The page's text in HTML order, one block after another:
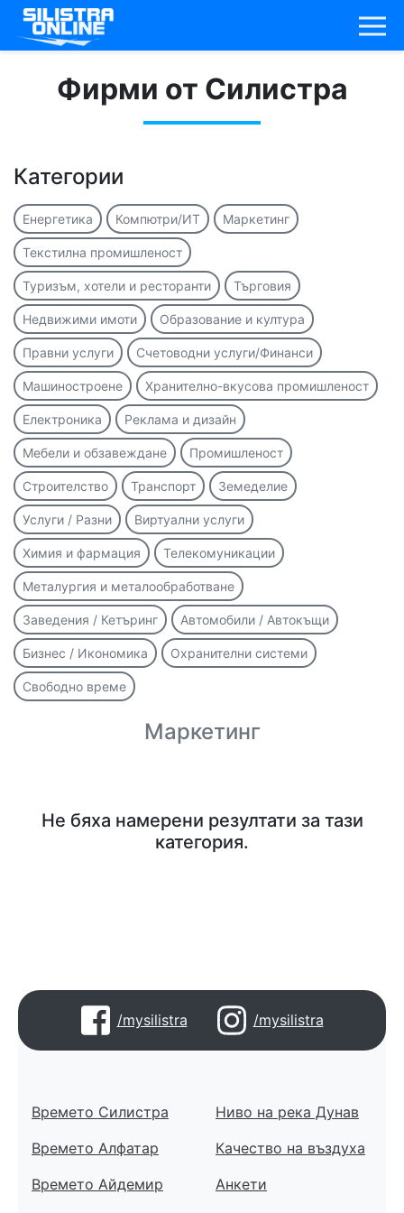
Фирми от Силистра
Категории
Енергетика Компютри/ИТ Маркетинг
Текстилна промишленост
Туризъм, хотели и ресторанти Търговия
Недвижими имоти Образование и култура
Правни услуги Счетоводни услуги/Финанси
Машиностроене Хранително-вкусова промишленост
Електроника Реклама и дизайн
Мебели и обзавеждане Промишленост
Строителство Транспорт Земеделие
Услуги / Разни Виртуални услуги
Химия и фармация Телекомуникации
Металургия и металообработване
Заведения / Кетъринг Автомобили / Автокъщи
Бизнес / Икономика Охранителни системи
Свободно време
Маркетинг
Не бяха намерени резултати за тази
категория.
/mysilistra /mysilistra
Времето Силистра
Времето Алфатар
Времето Айдемир
Ниво на река Дунав
Качество на въздуха
Анкети